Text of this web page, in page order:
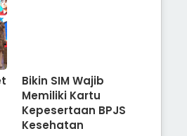
Bikin SIM Wajib
Memiliki Kartu
Kepesertaan BPJS
Kesehatan